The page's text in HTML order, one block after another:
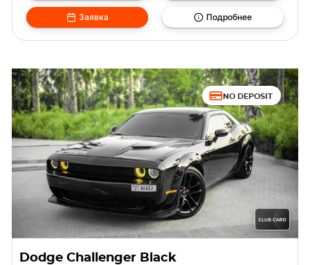
Заявка Подробнее
NO DEPOSIT
Dodge Challenger Black